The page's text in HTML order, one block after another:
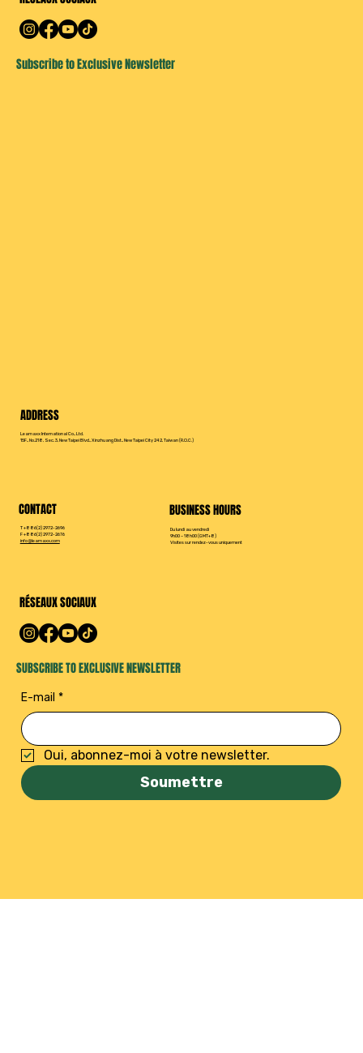
Subscribe to Exclusive Newsletter
ADDRESS
Leamaxx International Co., Ltd.
15F., No.218, Sec. 3, New Taipei Blvd., Xinzhuang Dist., New Taipei City 242, Taiwan (R.O.C.)
T +886(2) 2972-2696
F +886(2) 2972-2676
info@leamaxx.com
CONTACT
Du lundi au vendredi
9h00 – 18h00 (GMT+8)
Visites sur rendez-vous uniquement
BUSINESS HOURS
SUBSCRIBE TO EXCLUSIVE NEWSLETTER
RÉSEAUX SOCIAUX
E-mail *
Oui, abonnez-moi à votre newsletter.
Soumettre